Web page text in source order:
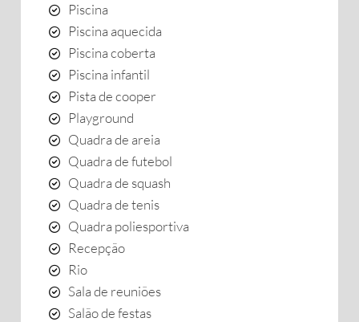
Piscina
Piscina aquecida
Piscina coberta
Piscina infantil
Pista de cooper
Playground
Quadra de areia
Quadra de futebol
Quadra de squash
Quadra de tenis
Quadra poliesportiva
Recepção
Rio
Sala de reuniões
Salão de festas